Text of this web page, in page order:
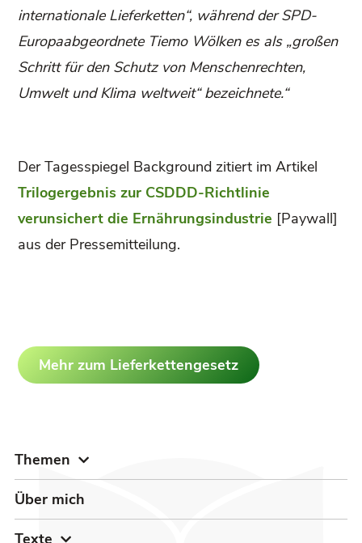
internationale Lieferketten“, während der SPD-
Europaabgeordnete Tiemo Wölken es als „großen
Schritt für den Schutz von Menschenrechten,
Umwelt und Klima weltweit“ bezeichnete.“
Der Tagesspiegel Background zitiert im Artikel
Trilogergebnis zur CSDDD-Richtlinie
verunsichert die Ernährungsindustrie [Paywall]
aus der Pressemitteilung.
Mehr zum Lieferkettengesetz
Themen
Über mich